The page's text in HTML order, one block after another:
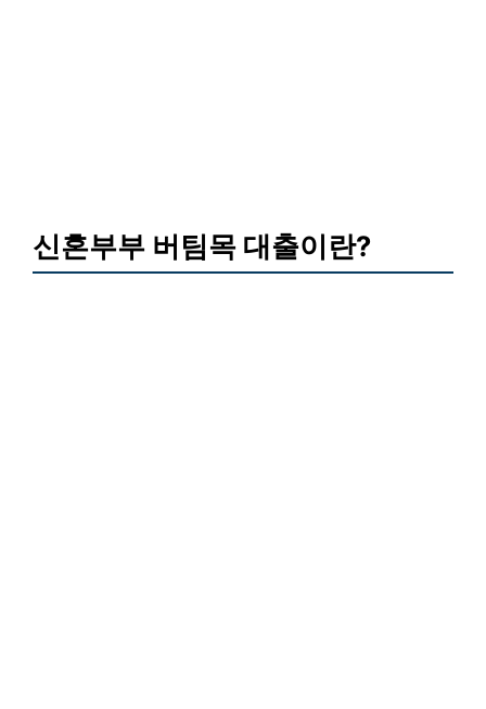
신혼부부 버팀목 대출이란?